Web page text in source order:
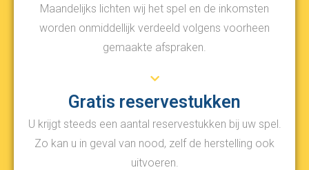
Maandelijks lichten wij het spel en de inkomsten
worden onmiddellijk verdeeld volgens voorheen
gemaakte afspraken.
Gratis reservestukken
U krijgt steeds een aantal reservestukken bij uw spel.
Zo kan u in geval van nood, zelf de herstelling ook
uitvoeren.